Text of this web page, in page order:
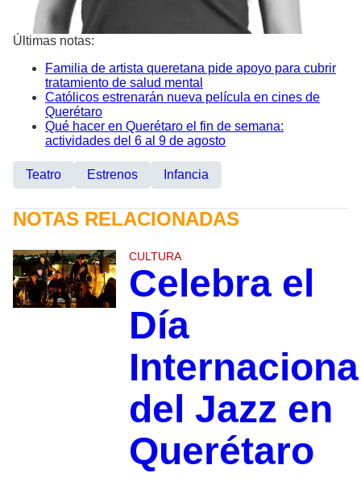
Últimas notas:
Familia de artista queretana pide apoyo para cubrir
tratamiento de salud mental
Católicos estrenarán nueva película en cines de
Querétaro
Qué hacer en Querétaro el fin de semana:
actividades del 6 al 9 de agosto
Teatro Estrenos Infancia
NOTAS RELACIONADAS
CULTURA
Celebra el
Día
del Jazz en
Querétaro